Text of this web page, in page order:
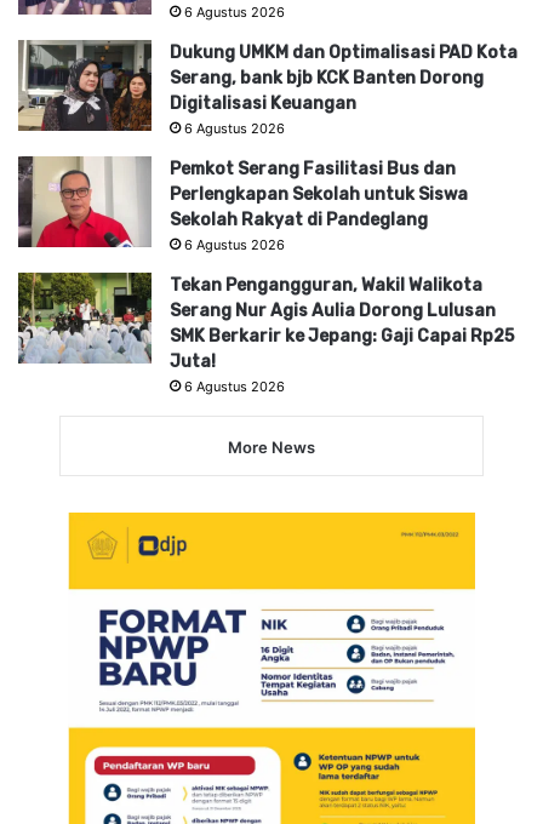
6 Agustus 2026
Dukung UMKM dan Optimalisasi PAD Kota
Serang, bank bjb KCK Banten Dorong
Digitalisasi Keuangan
6 Agustus 2026
Pemkot Serang Fasilitasi Bus dan
Perlengkapan Sekolah untuk Siswa
Sekolah Rakyat di Pandeglang
6 Agustus 2026
Tekan Pengangguran, Wakil Walikota
Serang Nur Agis Aulia Dorong Lulusan
SMK Berkarir ke Jepang: Gaji Capai Rp25
Juta!
6 Agustus 2026
More News